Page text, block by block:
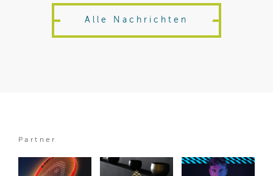
Alle Nachrichten
Partner